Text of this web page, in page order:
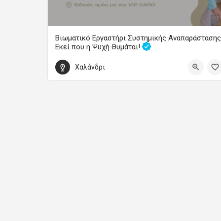
Βιωματικό Εργαστήρι Συστημικής
Εκεί που η Ψυχή Θυμάται!
Βιωματικά Εργαστήρια...με την Ανδριάννα
70
Χαλάνδρι